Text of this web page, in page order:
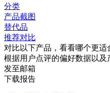
分类
产品截图
替代品
推荐对比
对比以下产品，看看哪个更适
根据用户点评的偏好数据以及
发至邮箱
下载报告